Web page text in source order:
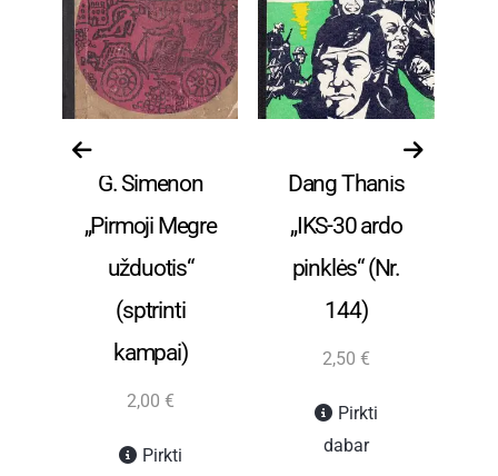
G. Simenon
„Pirmoji Megre
užduotis“
(sptrinti
kampai)
2,00 €
Pirkti
Dang Thanis
„IKS-30 ardo
pinklės“ (Nr.
144)
2,50 €
Pirkti
dabar